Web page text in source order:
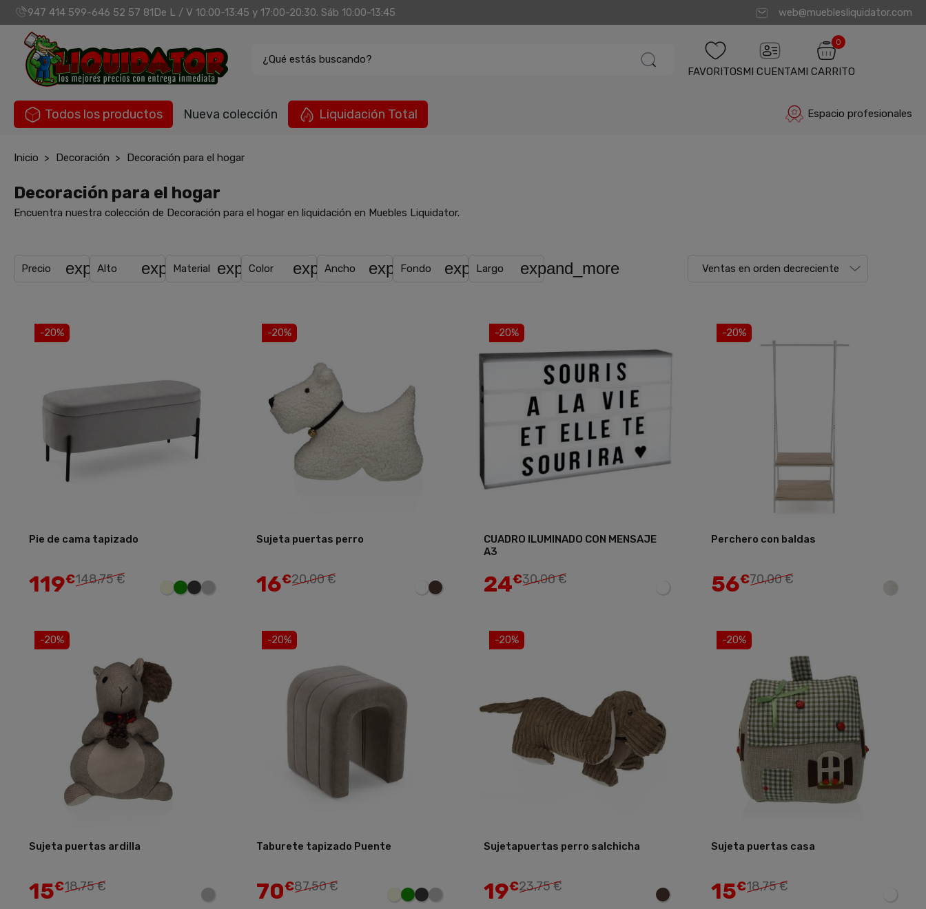
947 414 599-646 52 57 81De L / V 10:00-13:45 y 17:00-20:30. Sáb 10:00-13:45 web@mueblesliquidator.com
¿Qué estás buscando?
FAVORITOSMI CUENTA
0
MI CARRITO
Todos los productos Nueva colección Liquidación Total Espacio profesionales
Inicio Decoración Decoración para el hogar
Decoración para el hogar
Encuentra nuestra colección de Decoración para el hogar en liquidación en Muebles Liquidator.
Precio expand_more
Alto expand_more
Material expand_more
Color expand_more
Ancho expand_more
Fondo expand_more
Largo expand_more
Pie de cama tapizado
119€148,75 €
-20%
Sujeta puertas perro
16€20,00 €
-20%
CUADRO ILUMINADO CON MENSAJE
A3
24€30,00 €
-20%
Perchero con baldas
56€70,00 €
-20%
Sujeta puertas ardilla
15€18,75 €
-20%
Taburete tapizado Puente
70€87,50 €
-20%
Sujetapuertas perro salchicha
19€23,75 €
-20%
Sujeta puertas casa
15€18,75 €
-20%